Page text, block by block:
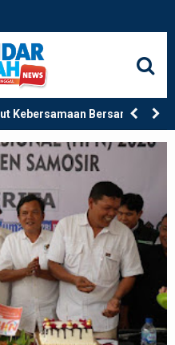
Kebersamaan Bersama
Online Kota Binjai